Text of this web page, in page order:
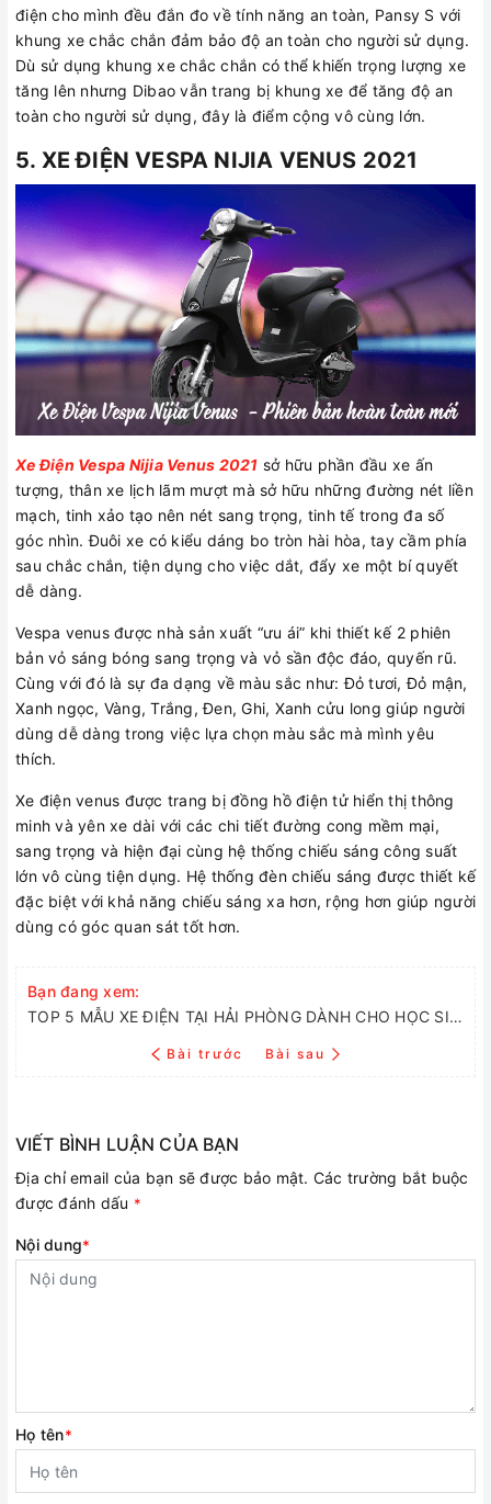
điện cho mình đều đắn đo về tính năng an toàn, Pansy S với
khung xe chắc chắn đảm bảo độ an toàn cho người sử dụng.
Dù sử dụng khung xe chắc chắn có thể khiến trọng lượng xe
tăng lên nhưng Dibao vẫn trang bị khung xe để tăng độ an
toàn cho người sử dụng, đây là điểm cộng vô cùng lớn.
5. XE ĐIỆN VESPA NIJIA VENUS 2021
Xe Điện Vespa Nijia Venus 2021 sở hữu phần đầu xe ấn
tượng, thân xe lịch lãm mượt mà sở hữu những đường nét liền
mạch, tinh xảo tạo nên nét sang trọng, tinh tế trong đa số
góc nhìn. Đuôi xe có kiểu dáng bo tròn hài hòa, tay cầm phía
sau chắc chắn, tiện dụng cho việc dắt, đẩy xe một bí quyết
dễ dàng.
Vespa venus được nhà sản xuất “ưu ái” khi thiết kế 2 phiên
bản vỏ sáng bóng sang trọng và vỏ sần độc đáo, quyến rũ.
Cùng với đó là sự đa dạng về màu sắc như: Đỏ tươi, Đỏ mận,
Xanh ngọc, Vàng, Trắng, Đen, Ghi, Xanh cửu long giúp người
dùng dễ dàng trong việc lựa chọn màu sắc mà mình yêu
thích.
Xe điện venus được trang bị đồng hồ điện tử hiển thị thông
minh và yên xe dài với các chi tiết đường cong mềm mại,
sang trọng và hiện đại cùng hệ thống chiếu sáng công suất
lớn vô cùng tiện dụng. Hệ thống đèn chiếu sáng được thiết kế
đặc biệt với khả năng chiếu sáng xa hơn, rộng hơn giúp người
dùng có góc quan sát tốt hơn.
Bạn đang xem:
TOP 5 MẪU XE ĐIỆN TẠI HẢI PHÒNG DÀNH CHO HỌC SINH VÀ NGƯỜI ĐI LÀM
Bài trước Bài sau
VIẾT BÌNH LUẬN CỦA BẠN
Địa chỉ email của bạn sẽ được bảo mật. Các trường bắt buộc
được đánh dấu *
Nội dung*
Họ tên*